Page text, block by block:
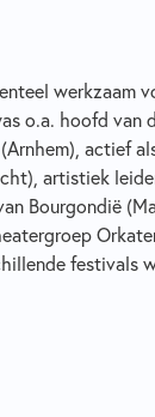
werkzaam
o.a. hoofd van
actief
artistiek
Bourgondië
festivals